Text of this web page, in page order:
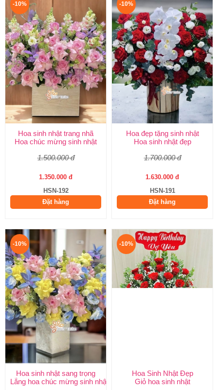
-10%
Hoa sinh nhật trang nhã
Hoa chúc mừng sinh nhật
1.500.000 đ
1.350.000 đ
HSN-192
Đặt hàng
-10%
Hoa đẹp tặng sinh nhật
Hoa sinh nhật đẹp
1.700.000 đ
1.630.000 đ
HSN-191
Đặt hàng
-10%
Hoa sinh nhật sang trọng
Lẵng hoa chúc mừng sinh nhật
-10%
Hoa Sinh Nhật Đẹp
Giỏ hoa sinh nhật